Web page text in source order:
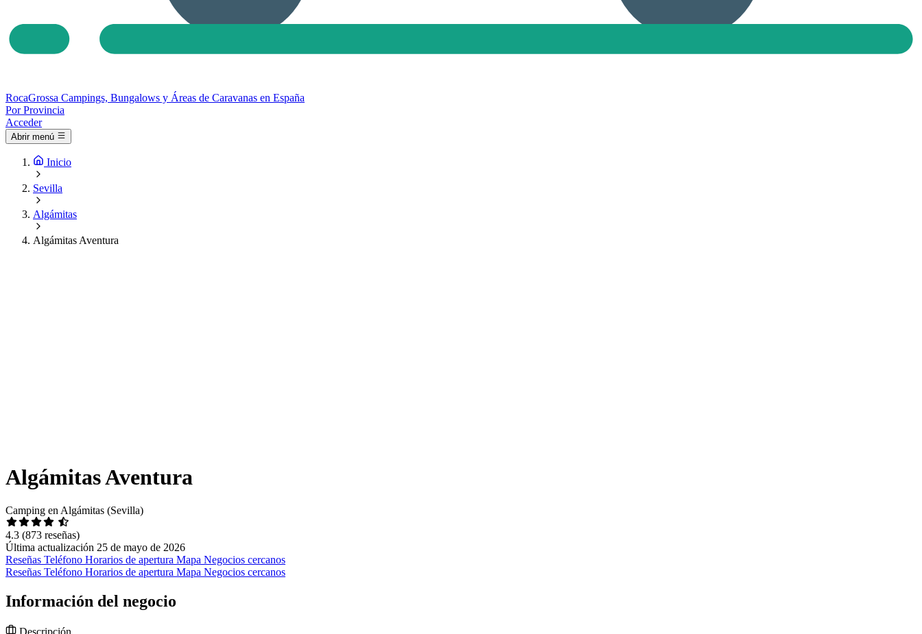
RocaGrossa Campings, Bungalows y Áreas de Caravanas en España
Por Provincia
Acceder
Abrir menú
Inicio
Sevilla
Algámitas
Algámitas Aventura
Algámitas Aventura
Camping en Algámitas (Sevilla)
4.3 (873 reseñas)
Última actualización 25 de mayo de 2026
Reseñas Teléfono Horarios de apertura Mapa Negocios cercanos
Reseñas Teléfono Horarios de apertura Mapa Negocios cercanos
Información del negocio
Descripción